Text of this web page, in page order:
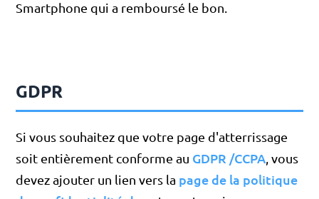
Smartphone qui a remboursé le bon.
GDPR
Si vous souhaitez que votre page d'atterrissage
soit entièrement conforme au GDPR /CCPA , vous
devez ajouter un lien vers la page de la politique